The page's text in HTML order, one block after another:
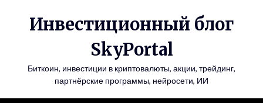
Инвестиционный блог
SkyPortal
Биткоин, инвестиции в криптовалюты, акции, трейдинг,
партнёрские программы, нейросети, ИИ